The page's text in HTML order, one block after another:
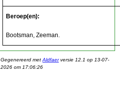
Beroep(en):
Bootsman, Zeeman.
Gegenereerd met Aldfaerversie 12.1 op 13-07-
2026 om 17:06:26